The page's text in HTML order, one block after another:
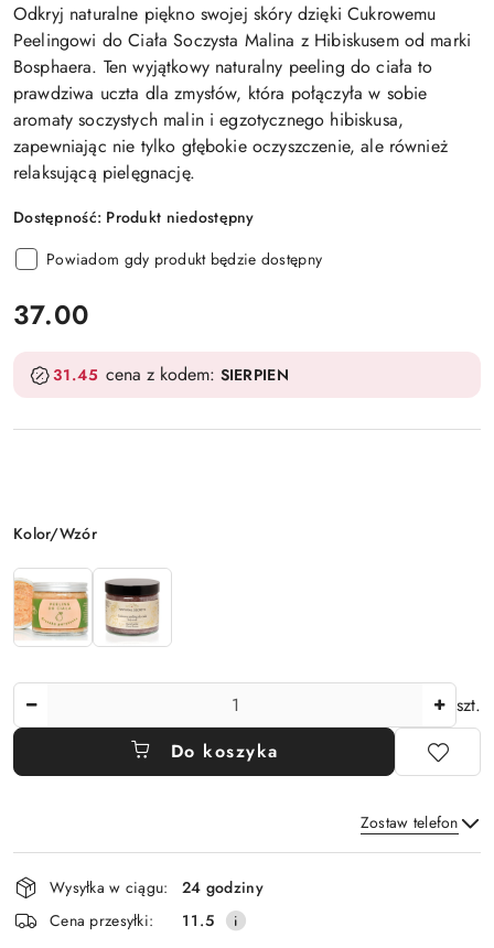
Odkryj naturalne piękno swojej skóry dzięki Cukrowemu
Peelingowi do Ciała Soczysta Malina z Hibiskusem od marki
Bosphaera. Ten wyjątkowy naturalny peeling do ciała to
prawdziwa uczta dla zmysłów, która połączyła w sobie
aromaty soczystych malin i egzotycznego hibiskusa,
zapewniając nie tylko głębokie oczyszczenie, ale również
relaksującą pielęgnację.
Dostępność: Produkt niedostępny
Powiadom gdy produkt będzie dostępny
cena:
37.00
31.45 cena z kodem: SIERPIEN
Wariant
Kolor/Wzór
szt.
Do koszyka
Zostaw telefon
Wyślij
Dostępność
i
dostawa
Wysyłka w ciągu:
24 godziny
Cena przesyłki:
11.5